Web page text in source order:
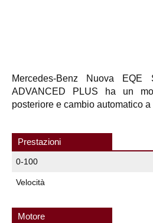
Mercedes-Benz Nuova
ADVANCED PLUS ha un
posteriore e cambio automatico a
Prestazioni
0-100
Velocità
Motore